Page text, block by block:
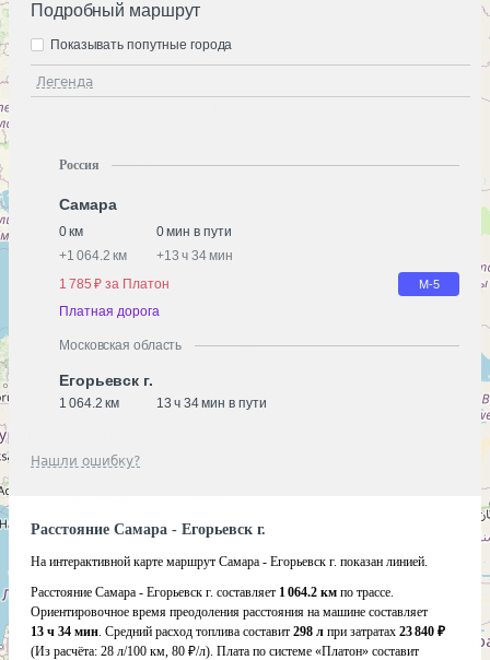
Подробный маршрут
Легенда
Показывать попутные города
Россия
Самара
0 км
0 мин в пути
+1 064.2 км +13 ч 34 мин
1 785 ₽ за Платон
М-5
Платная дорога
Московская область
Егорьевск г.
1 064.2 км 13 ч 34 мин в пути
Нашли ошибку?
Расстояние Самара - Егорьевск г.
На интерактивной карте маршрут Самара - Егорьевск г. показан линией.
Расстояние Самара - Егорьевск г. составляет 1 064.2 км по трассе.
Ориентировочное время преодоления расстояния на машине составляет
13 ч 34 мин. Средний расход топлива составит 298 л при затратах 23 840 ₽
(Из расчёта: 28 л/100 км, 80 ₽/л). Плата по системе «Платон» составит